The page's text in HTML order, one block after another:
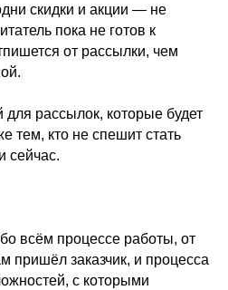
скидки и акции — не
пока не готов к
от рассылки, чем
рассылок, которые будет
тем, кто не спешит стать
сейчас.
всём процессе работы, от
пришёл заказчик, и процесса
с которыми